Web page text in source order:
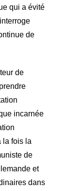
qui a évité
de
de
incarnée
la fois la
de
et
dans